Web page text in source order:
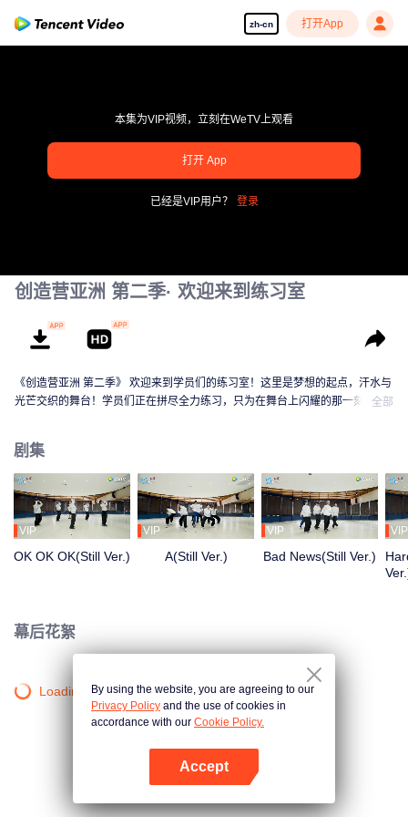
zh-cn 打开App
pay limit
本集为VIP视频，立刻在WeTV上观看
打开 App
已经是VIP用户？ 登录
创造营亚洲 第二季· 欢迎来到练习室
《创造营亚洲 第二季》 欢迎来到学员们的练习室！这里是梦想的起点，汗水与
光芒交织的舞台！学员们正在拼尽全力练习，只为在舞台上闪耀的那一刻。从
全部
剧集
VIP
OK OK OK(Still Ver.)
VIP
A(Still Ver.)
VIP
Bad News(Still Ver.)
VIP
幕后花絮
Loading…By using the website, you are agreeing to our
Privacy Policy and the use of cookies in
accordance with our Cookie Policy.
Accept